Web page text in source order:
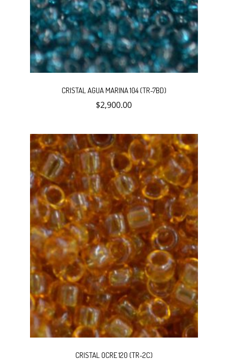
CRISTAL AGUA MARINA 104 (TR-7BD)
$2,900.00
CRISTAL OCRE 120 (TR-2C)